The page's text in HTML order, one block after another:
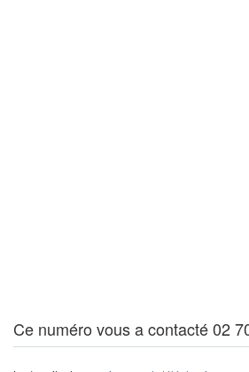
Ce numéro vous a contacté 02